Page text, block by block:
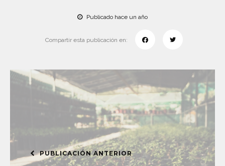
Publicado hace un año
Compartir esta publicación en:
PUBLICACIÓN ANTERIOR